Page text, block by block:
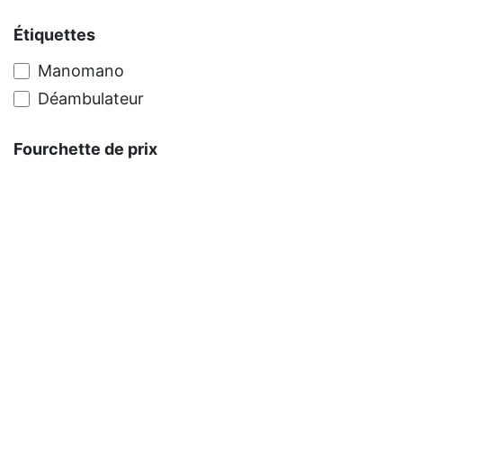
Étiquettes
Manomano
Déambulateur
Fourchette de prix